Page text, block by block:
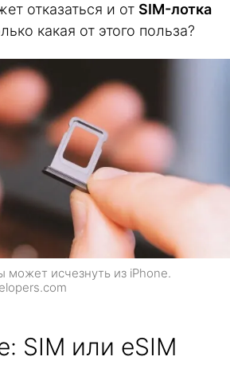
отказаться и от SIM-лотка
какая от этого польза?
может исчезнуть из iPhone.
SIM или eSIM